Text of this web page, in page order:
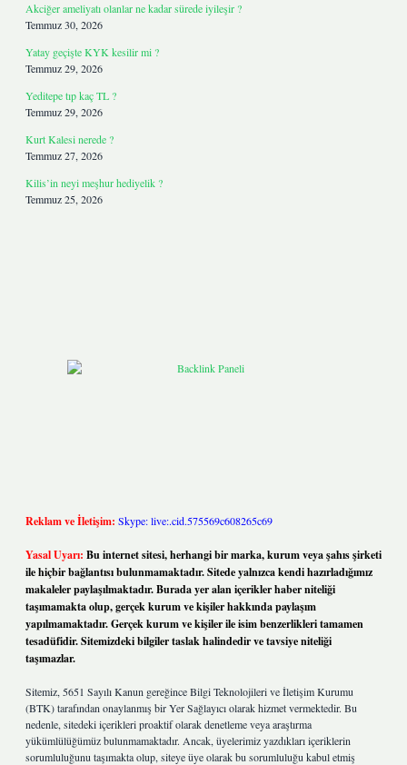
Akciğer ameliyatı olanlar ne kadar sürede iyileşir ?
Temmuz 30, 2026
Yatay geçişte KYK kesilir mi ?
Temmuz 29, 2026
Yeditepe tıp kaç TL ?
Temmuz 29, 2026
Kurt Kalesi nerede ?
Temmuz 27, 2026
Kilis’in neyi meşhur hediyelik ?
Temmuz 25, 2026
Reklam ve İletişim: Skype: live:.cid.575569c608265c69
Yasal Uyarı: Bu internet sitesi, herhangi bir marka, kurum veya şahıs şirketi
ile hiçbir bağlantısı bulunmamaktadır. Sitede yalnızca kendi hazırladığımız
makaleler paylaşılmaktadır. Burada yer alan içerikler haber niteliği
taşımamakta olup, gerçek kurum ve kişiler hakkında paylaşım
yapılmamaktadır. Gerçek kurum ve kişiler ile isim benzerlikleri tamamen
tesadüfidir. Sitemizdeki bilgiler taslak halindedir ve tavsiye niteliği
taşımazlar.
Sitemiz, 5651 Sayılı Kanun gereğince Bilgi Teknolojileri ve İletişim Kurumu
(BTK) tarafından onaylanmış bir Yer Sağlayıcı olarak hizmet vermektedir. Bu
nedenle, sitedeki içerikleri proaktif olarak denetleme veya araştırma
yükümlülüğümüz bulunmamaktadır. Ancak, üyelerimiz yazdıkları içeriklerin
sorumluluğunu taşımakta olup, siteye üye olarak bu sorumluluğu kabul etmiş